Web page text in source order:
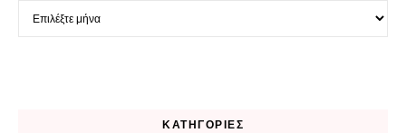
Ιστορικό
KΑΤΗΓΟΡΊΕΣ